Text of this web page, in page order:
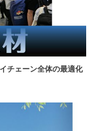
チェーン全体の最適化